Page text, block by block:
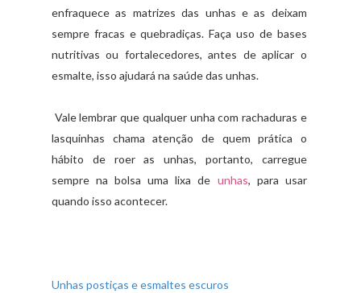
enfraquece as matrizes das unhas e as deixam
sempre fracas e quebradiças. Faça uso de bases
nutritivas ou fortalecedores, antes de aplicar o
esmalte, isso ajudará na saúde das unhas.
Vale lembrar que qualquer unha com rachaduras e
lasquinhas chama atenção de quem prática o
hábito de roer as unhas, portanto, carregue
sempre na bolsa uma lixa de unhas, para usar
quando isso acontecer.
Unhas postiças e esmaltes escuros